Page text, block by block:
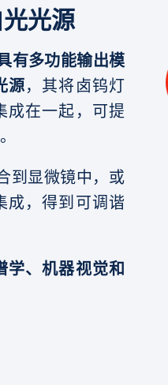
光源
有多功能输出模
源，其将卤钨灯
成在一起，可提
到显微镜中，或
成，得到可调谐
学、机器视觉和